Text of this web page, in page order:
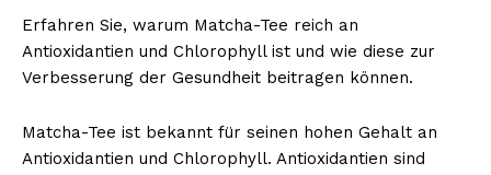
Erfahren Sie, warum Matcha-Tee reich an
Antioxidantien und Chlorophyll ist und wie diese zur
Verbesserung der Gesundheit beitragen können.
Matcha-Tee ist bekannt für seinen hohen Gehalt an
Antioxidantien und Chlorophyll. Antioxidantien sind